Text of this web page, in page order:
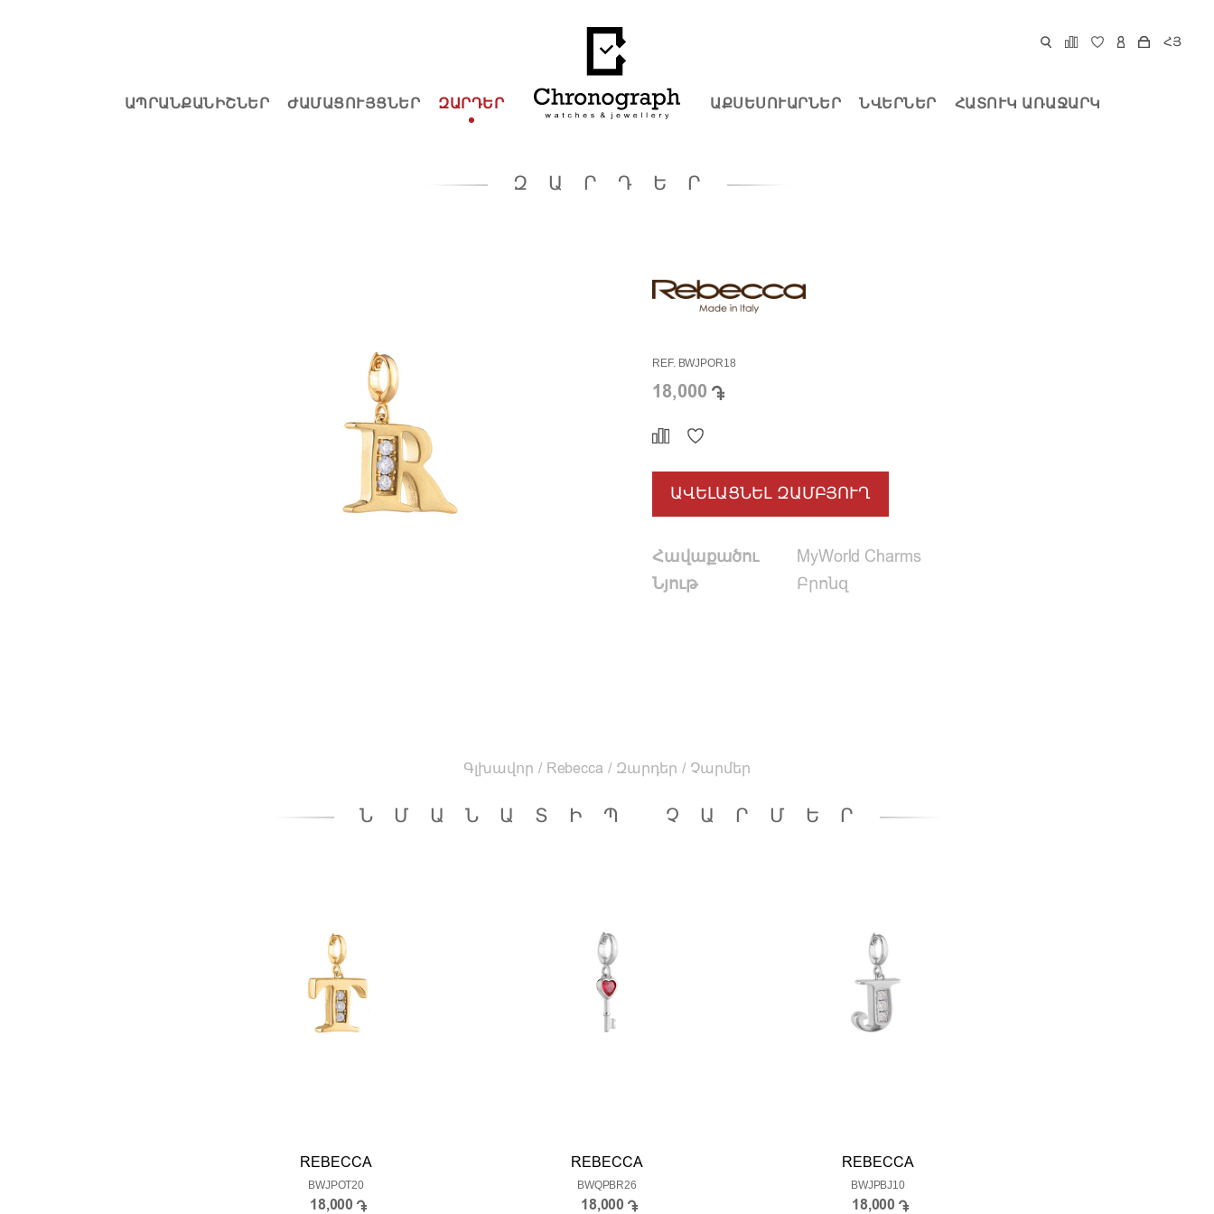
ՀՅ
ԱՊՐԱՆՔԱՆԻՇՆԵՐ ԺԱՄԱՑՈՒՅՑՆԵՐ ԶԱՐԴԵՐ ԱՔՍԵՍՈՒԱՐՆԵՐ ՆՎԵՐՆԵՐ ՀԱՏՈՒԿ ԱՌԱՋԱՐԿ
ԶԱՐԴԵՐ
REF. BWJPOR18
18,000
ԱՎԵԼԱՑՆԵԼ ԶԱՄԲՅՈՒՂ
Հավաքածու
MyWorld Charms
Նյութ
Բրոնզ
Գլխավոր / Rebecca / Զարդեր / Չարմեր
ՆՄԱՆԱՏԻՊ ՉԱՐՄԵՐ
REBECCA
BWJPOT20
18,000
REBECCA
BWQPBR26
18,000
REBECCA
BWJPBJ10
18,000